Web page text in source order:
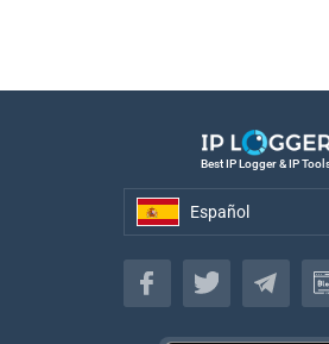
Best IP Logger & IP
Español
Español